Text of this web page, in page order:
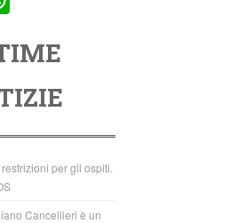
at
s
A
p
p
per gli ospiti.
Cancellieri è un